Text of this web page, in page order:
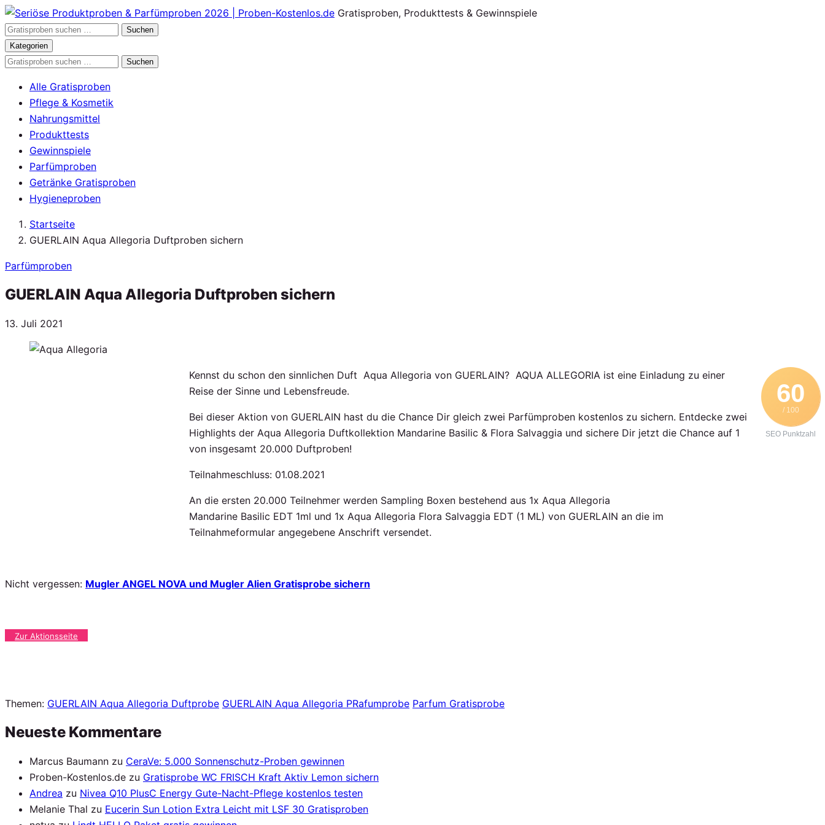
Zum
Inhalt
springen
Gratisproben, Produkttests & Gewinnspiele
Gratisproben
durchsuchen
Suchen
Kategorien
Gratisproben
Suchen
Alle Gratisproben
Pflege & Kosmetik
Nahrungsmittel
Produkttests
Gewinnspiele
Parfümproben
Getränke Gratisproben
Hygieneproben
Startseite
GUERLAIN Aqua Allegoria Duftproben sichern
Parfümproben
GUERLAIN Aqua Allegoria Duftproben sichern
Veröffentlicht
13. Juli 2021
60
/ 100
SEO Punktzahl
Kennst du schon den sinnlichen Duft Aqua Allegoria von GUERLAIN? AQUA ALLEGORIA ist eine Einladung zu einer
Reise der Sinne und Lebensfreude.
Bei dieser Aktion von GUERLAIN hast du die Chance Dir gleich zwei Parfümproben kostenlos zu sichern. Entdecke zwei
Highlights der Aqua Allegoria Duftkollektion Mandarine Basilic & Flora Salvaggia und sichere Dir jetzt die Chance auf 1
von insgesamt 20.000 Duftproben!
Teilnahmeschluss: 01.08.2021
An die ersten 20.000 Teilnehmer werden Sampling Boxen bestehend aus 1x Aqua Allegoria
Mandarine Basilic EDT 1ml und 1x Aqua Allegoria Flora Salvaggia EDT (1 ML) von GUERLAIN an die im
Teilnahmeformular angegebene Anschrift versendet.
Nicht vergessen: Mugler ANGEL NOVA und Mugler Alien Gratisprobe sichern
Zur Aktionsseite
Themen: GUERLAIN Aqua Allegoria Duftprobe GUERLAIN Aqua Allegoria PRafumprobe Parfum Gratisprobe
Neueste Kommentare
Marcus Baumann zu CeraVe: 5.000 Sonnenschutz-Proben gewinnen
Proben-Kostenlos.de zu Gratisprobe WC FRISCH Kraft Aktiv Lemon sichern
Andrea zu Nivea Q10 PlusC Energy Gute-Nacht-Pflege kostenlos testen
Melanie Thal zu Eucerin Sun Lotion Extra Leicht mit LSF 30 Gratisproben